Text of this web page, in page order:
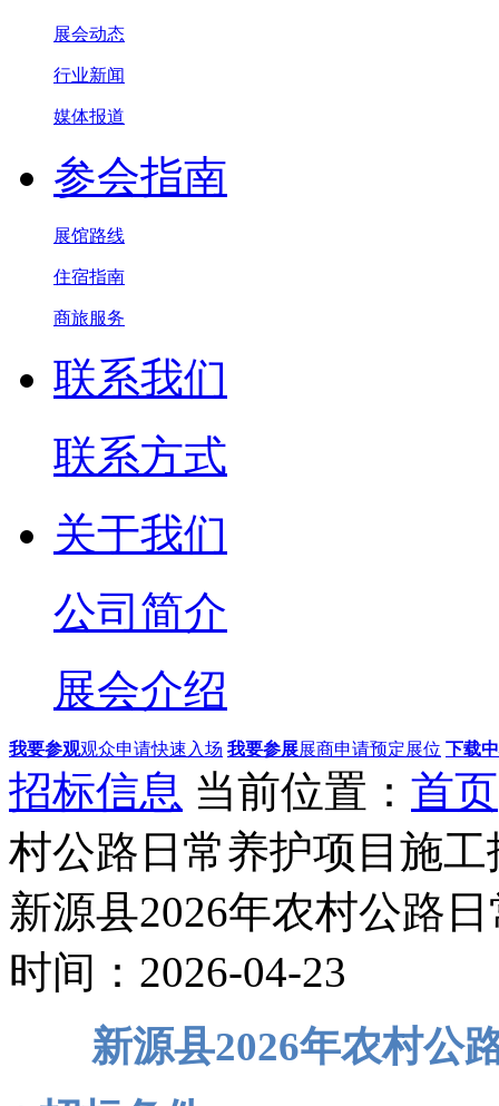
展会动态
行业新闻
媒体报道
参会指南
展馆路线
住宿指南
商旅服务
联系我们
联系方式
关于我们
公司简介
展会介绍
我要参观观众申请快速入场 我要参展展商申请预定展位 下载
招标信息 当前位置： 首页
村公路日常养护项目施
新源县2026年农村公路
时间：2026-04-23
新源县2026年农村公